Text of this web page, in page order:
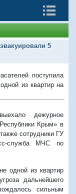
5
поступила
из квартир на
дежурное
Крым» в
сотрудники ГУ
служба МЧС по
одной из квартир
дальнейшего
сильным